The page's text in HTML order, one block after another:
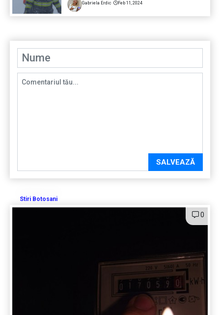
Gabriela Erdic Feb 11, 2024
SALVEAZĂ
Stiri Botosani
0